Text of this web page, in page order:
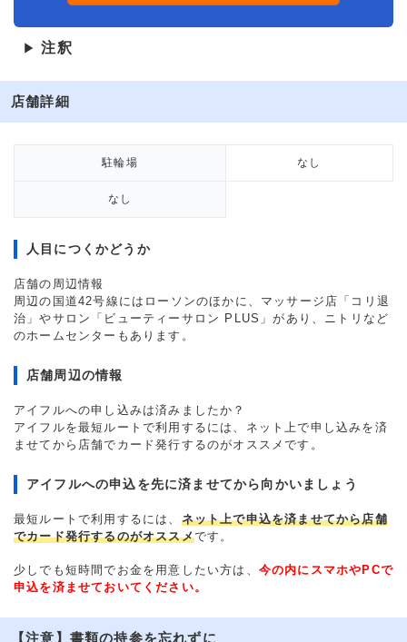
▶ 注釈
店舗詳細
駐輪場 なし
なし
人目につくかどうか
店舗の周辺情報
周辺の国道42号線にはローソンのほかに、マッサージ店「コリ退
治」やサロン「ビューティーサロン PLUS」があり、ニトリなど
のホームセンターもあります。
店舗周辺の情報
アイフルへの申し込みは済みましたか？
アイフルを最短ルートで利用するには、ネット上で申し込みを済
ませてから店舗でカード発行するのがオススメです。
アイフルへの申込を先に済ませてから向かいましょう
最短ルートで利用するには、 ネット上で申込を済ませてから店舗
でカード発行するのがオススメです。
少しでも短時間でお金を用意したい方は、 今の内にスマホやPCで
申込を済ませておいてください。
【注意】書類の持参を忘れずに